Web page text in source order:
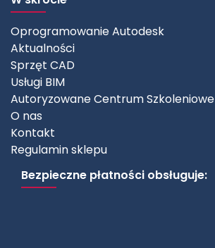
Oprogramowanie Autodesk
Aktualności
Sprzęt CAD
Usługi BIM
Autoryzowane Centrum Szkoleniowe
O nas
Kontakt
Regulamin sklepu
Bezpieczne płatności obsługuje: